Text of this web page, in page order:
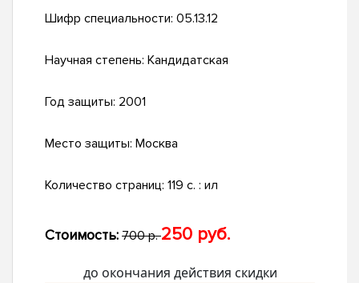
Шифр специальности: 05.13.12
Научная степень: Кандидатская
Год защиты: 2001
Место защиты: Москва
Количество страниц: 119 с. : ил
Стоимость: 700 р.250 руб.
до окончания действия скидки